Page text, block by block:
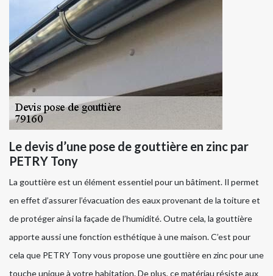
Le devis d’une pose de gouttière en zinc par
PETRY Tony
La gouttière est un élément essentiel pour un bâtiment. Il permet
en effet d’assurer l’évacuation des eaux provenant de la toiture et
de protéger ainsi la façade de l’humidité. Outre cela, la gouttière
apporte aussi une fonction esthétique à une maison. C’est pour
cela que PETRY Tony vous propose une gouttière en zinc pour une
touche unique à votre habitation. De plus, ce matériau résiste aux